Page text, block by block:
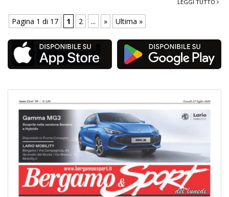
LEGGI TUTTO
Pagina 1 di 17 1 2 ... » Ultima »